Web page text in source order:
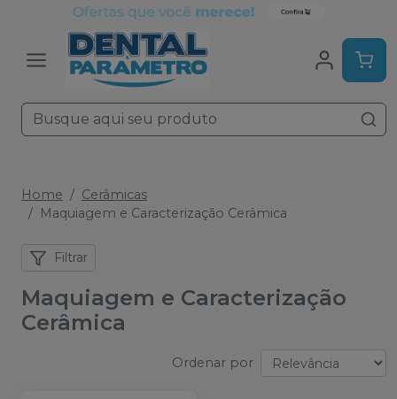
Home
Cerâmicas
Maquiagem e Caracterização Cerâmica
Filtrar
Maquiagem e Caracterização
Cerâmica
Ordenar por